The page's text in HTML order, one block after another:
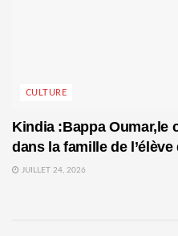
CULTURE
Kindia :Bappa Oumar,le
dans la famille de
JUILLET 24, 2026